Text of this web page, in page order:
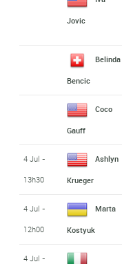
Jovic
Belinda
Bencic
Coco
Gauff
4 Jul -
13h30
Ashlyn
Krueger
4 Jul -
12h00
Marta
Kostyuk
4 Jul -